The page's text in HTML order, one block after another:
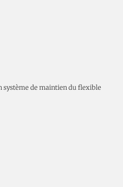
système de maintien du flexible